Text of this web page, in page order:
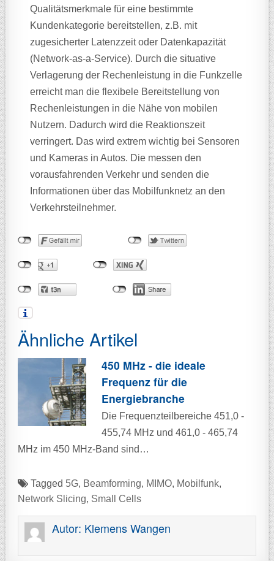
Qualitätsmerkmale für eine bestimmte
Kundenkategorie bereitstellen, z.B. mit
zugesicherter Latenzzeit oder Datenkapazität
(Network-as-a-Service). Durch die situative
Verlagerung der Rechenleistung in die Funkzelle
erreicht man die flexibele Bereitstellung von
Rechenleistungen in die Nähe von mobilen
Nutzern. Dadurch wird die Reaktionszeit
verringert. Das wird extrem wichtig bei Sensoren
und Kameras in Autos. Die messen den
vorausfahrenden Verkehr und senden die
Informationen über das Mobilfunknetz an den
Verkehrsteilnehmer.
Ähnliche Artikel
450 MHz - die ideale
Frequenz für die
Energiebranche
Die Frequenzteilbereiche 451,0 -
455,74 MHz und 461,0 - 465,74
MHz im 450 MHz-Band sind…
Tagged 5G, Beamforming, MIMO, Mobilfunk,
Network Slicing, Small Cells
Autor: Klemens Wangen